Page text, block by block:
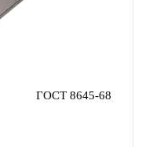
ГОСТ 8645-68